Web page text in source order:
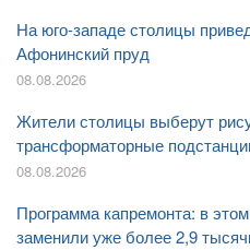
На юго-западе столицы
Афонинский пруд
08.08.2026
Жители столицы выберут
трансформаторные
08.08.2026
Программа капремонта: в
заменили уже более 2,9